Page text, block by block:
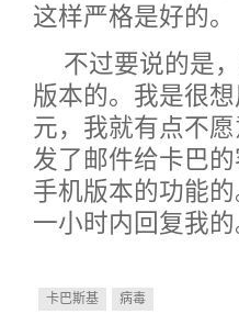
这样严格是好的。
不过要说的是
版本的。我是很
元，我就有点不
发了邮件给卡巴
手机版本的功能
一小时内回复我
卡巴斯基 病毒